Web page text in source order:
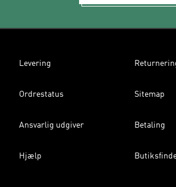
Levering
Ordrestatus Sitemap
Ansvarlig udgiver Betaling
Hjælp